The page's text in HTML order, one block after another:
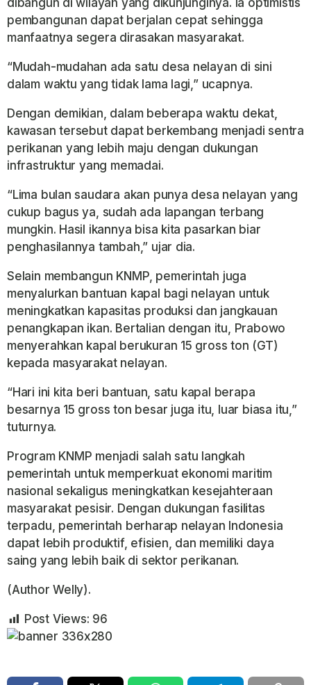
dibangun di wilayah yang dikunjunginya. Ia optimistis
pembangunan dapat berjalan cepat sehingga
manfaatnya segera dirasakan masyarakat.
“Mudah-mudahan ada satu desa nelayan di sini
dalam waktu yang tidak lama lagi,” ucapnya.
Dengan demikian, dalam beberapa waktu dekat,
kawasan tersebut dapat berkembang menjadi sentra
perikanan yang lebih maju dengan dukungan
infrastruktur yang memadai.
“Lima bulan saudara akan punya desa nelayan yang
cukup bagus ya, sudah ada lapangan terbang
mungkin. Hasil ikannya bisa kita pasarkan biar
penghasilannya tambah,” ujar dia.
Selain membangun KNMP, pemerintah juga
menyalurkan bantuan kapal bagi nelayan untuk
meningkatkan kapasitas produksi dan jangkauan
penangkapan ikan. Bertalian dengan itu, Prabowo
menyerahkan kapal berukuran 15 gross ton (GT)
kepada masyarakat nelayan.
“Hari ini kita beri bantuan, satu kapal berapa
besarnya 15 gross ton besar juga itu, luar biasa itu,”
tuturnya.
Program KNMP menjadi salah satu langkah
pemerintah untuk memperkuat ekonomi maritim
nasional sekaligus meningkatkan kesejahteraan
masyarakat pesisir. Dengan dukungan fasilitas
terpadu, pemerintah berharap nelayan Indonesia
dapat lebih produktif, efisien, dan memiliki daya
saing yang lebih baik di sektor perikanan.
(Author Welly).
Post Views: 96